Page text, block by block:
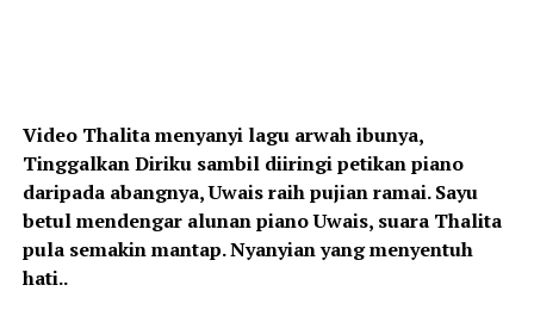
Video Thalita menyanyi lagu arwah ibunya,
Tinggalkan Diriku sambil diiringi petikan piano
daripada abangnya, Uwais raih pujian ramai. Sayu
betul mendengar alunan piano Uwais, suara Thalita
pula semakin mantap. Nyanyian yang menyentuh
hati..